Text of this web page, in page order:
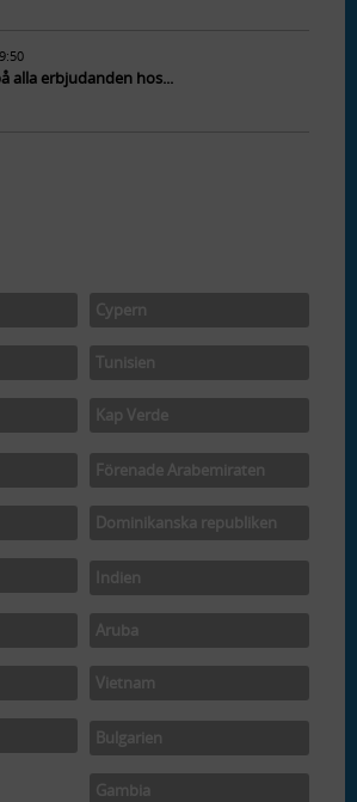
alla erbjudanden hos...
Cypern
Tunisien
Kap Verde
Förenade Arabemiraten
Dominikanska republiken
Indien
Aruba
Vietnam
Bulgarien
Gambia